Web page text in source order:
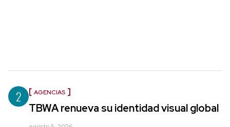
2 AGENCIAS
TBWA renueva su identidad visual global